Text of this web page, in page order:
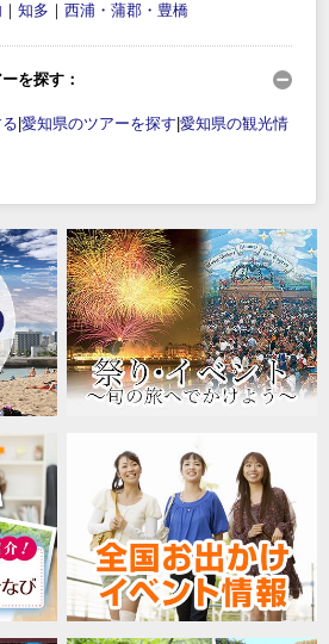
｜ 知多 ｜ 西浦・蒲郡・豊橋
を探す：
愛知県のツアーを探す 愛知県の観光情